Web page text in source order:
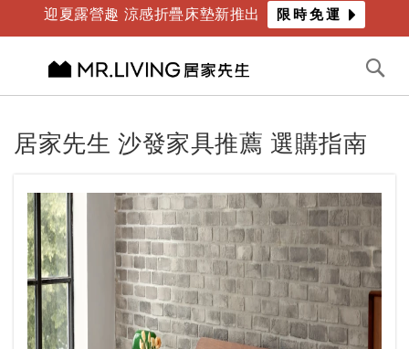
迎夏露營趣 涼感折疊床墊新推出 限時免運
內
容
居家先生 沙發家具推薦 選購指南